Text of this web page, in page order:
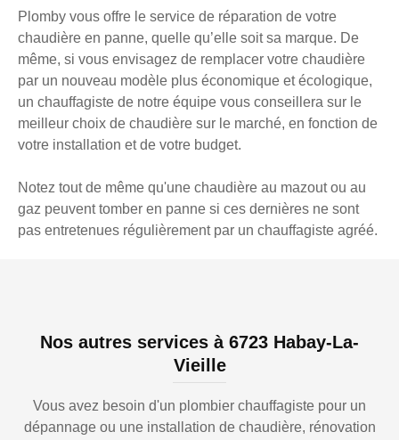
Plomby vous offre le service de réparation de votre
chaudière en panne, quelle qu’elle soit sa marque. De
même, si vous envisagez de remplacer votre chaudière
par un nouveau modèle plus économique et écologique,
un chauffagiste de notre équipe vous conseillera sur le
meilleur choix de chaudière sur le marché, en fonction de
votre installation et de votre budget.
Notez tout de même qu'une chaudière au mazout ou au
gaz peuvent tomber en panne si ces dernières ne sont
pas entretenues régulièrement par un chauffagiste agréé.
Nos autres services à 6723 Habay-La-
Vieille
Vous avez besoin d'un plombier chauffagiste pour un
dépannage ou une installation de chaudière, rénovation